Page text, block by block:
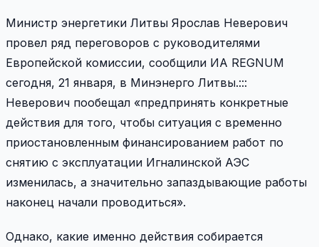
Министр энергетики Литвы Ярослав Неверович
провел ряд переговоров с руководителями
Европейской комиссии, сообщили ИА REGNUM
сегодня, 21 января, в Минэнерго Литвы.:::
Неверович пообещал «предпринять конкретные
действия для того, чтобы ситуация с временно
приостановленным финансированием работ по
снятию с эксплуатации Игналинской АЭС
изменилась, а значительно запаздывающие работы
наконец начали проводиться».
Однако, какие именно действия собирается